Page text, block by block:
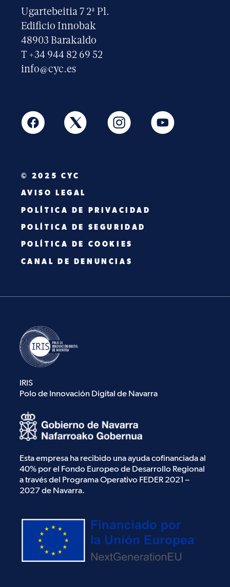
Ugartebeitia 7 2ª Pl.
Edificio Innobak
48903 Barakaldo
T +34 944 82 69 52
info@cyc.es
© 2025 CYC
AVISO LEGAL
POLÍTICA DE PRIVACIDAD
POLÍTICA DE SEGURIDAD
POLÍTICA DE COOKIES
CANAL DE DENUNCIAS
IRIS
Polo de Innovación Digital de Navarra
Esta empresa ha recibido una ayuda cofinanciada al
40% por el Fondo Europeo de Desarrollo Regional
a través del Programa Operativo FEDER 2021 –
2027 de Navarra.